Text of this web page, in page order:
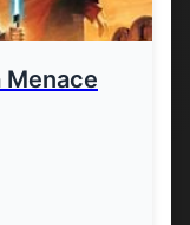
Menace